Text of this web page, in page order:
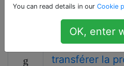
d'application) - à l'exception
balises dédiées telles que
Nouveau
transférer la
You can read details in our Cookie
OK, enter